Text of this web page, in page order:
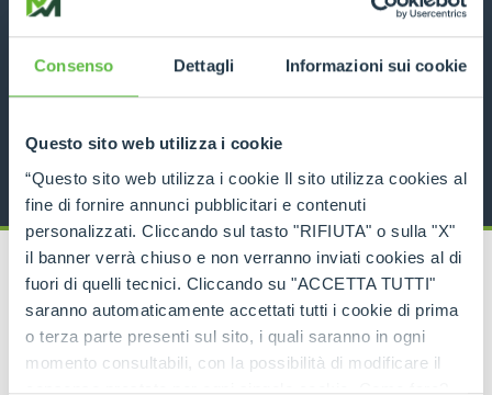
Consenso Dettagli Informazioni sui cookie
Questo sito web utilizza i cookie
“Questo sito web utilizza i cookie Il sito utilizza cookies al
fine di fornire annunci pubblicitari e contenuti
personalizzati. Cliccando sul tasto "RIFIUTA" o sulla "X"
il banner verrà chiuso e non verranno inviati cookies al di
fuori di quelli tecnici. Cliccando su "ACCETTA TUTTI"
saranno automaticamente accettati tutti i cookie di prima
o terza parte presenti sul sito, i quali saranno in ogni
momento consultabili, con la possibilità di modificare il
consenso prestato per ogni singolo cookie. Come fare?
RELATED PRODUCTS
Telehandlers